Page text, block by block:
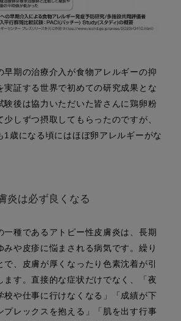
期の治療介入が食物アレルギーの抑
実証する世界で初めての研究成果とな
験後は協力いただいた皆さんに鶏卵粉
しずつ摂取してもらったのですが、
1歳になる頃にはほぼ卵アレルギーがな
炎は必ず良くなる
種であるアトピー性皮膚炎は、長期
みや皮疹に悩まされる病気です。繰り
で、皮膚が厚くなったり色素沈着が引
ます。直接的な症状だけでなく、「夜
校や仕事に行けなくなる」「成績が下
プレックスを抱える」「肌を出す行事